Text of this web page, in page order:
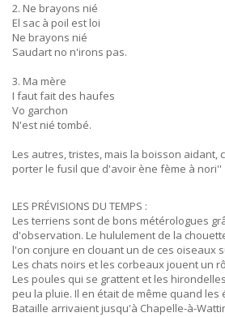
2. Ne brayons nié
El sac à poil est loi
Ne brayons nié
Saudart no n'irons pas.
3. Ma mère
I faut fait des haufes
Vo garchon
N'est nié tombé.
Les autres, tristes, mais la boisson aidant,
porter le fusil que d'avoir ène fème à nori''
LES PRÉVISIONS DU TEMPS :
Les terriens sont de bons métérologues
d'observation. Le hululement de la
l'on conjure en clouant un de ces oiseaux
Les chats noirs et les corbeaux jouent un
Les poules qui se grattent et les
peu la pluie. Il en était de même quand
Bataille arrivaient jusqu'à Chapelle-à-